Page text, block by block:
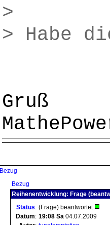
>
> Habe
Gruß
Bezug
Bezug
Reihenentwicklung: Frage
Status: (Frage) beantwortet
Datum: 19:08 Sa 04.07.2009